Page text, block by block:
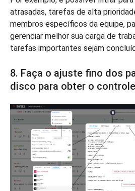
atrasadas, tarefas de alta
membros específicos da equipe,
gerenciar melhor sua carga de
tarefas importantes sejam
8. Faça o ajuste fino dos
disco para obter o